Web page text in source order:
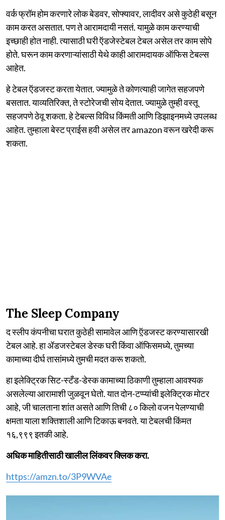
वर्क फ्रॉम होम करणारे लोक बेडवर, सोफ्यावर, लादीवर असे कुठेही बसून
काम करत असतात. पण ते आरामदायी नसतं. यामुळे काम करण्याची
इच्छाही होत नाही. त्यासाठी घरी ऍडजेस्टेबल टेबल असेल तर काम सोपे
होते. घरून काम करणाऱ्यांसाठी येथे काही आरामदायक ऑफिस टेबल्स
आहेत.
हे टेबल ऍडजस्ट करता येतात. ज्यामुळे ते कोणत्याही जागेत सहजपणे
बसतात. याव्यतिरिक्त, ते स्टोरेजची सोय देतात. ज्यामुळे तुम्ही वस्तू
सहजपणे ठेवू शकता. हे टेबल्स विविध किंमती आणि डिझाइनमध्ये उपलब्ध
आहेत. तुम्हाला बेस्ट प्राईस हवी असेल तर amazon वरून खरेदी करू
शकता.
The Sleep Company
द स्लीप कंपनीचा घरात कुठेही सामावेल आणि ऍ़डजस्ट करण्यासारखी
टेबल आहे. हा ॲडजस्टेबल डेस्क घरी किंवा ऑफिसमध्ये, तुमच्या
कामाच्या दीर्घ तासांमध्ये तुमची मदत करू शकतो.
हा इलेक्ट्रिक सिट-स्टँड-डेस्क कामाच्या ठिकाणी तुम्हाला आवश्यक
असलेल्या आरामाशी जुळवून घेतो. यात दोन-टप्प्यांची इलेक्ट्रिक मोटर
आहे, जी चालताना शांत असते आणि तिची ८० किलो वजन पेलण्याची
क्षमता याला शक्तिशाली आणि टिकाऊ बनवते. या टेबलची किंमत
१६,९९९ इतकी आहे.
अधिक माहितीसाठी खालील लिंकवर क्लिक करा.
https://amzn.to/3P9WVAe